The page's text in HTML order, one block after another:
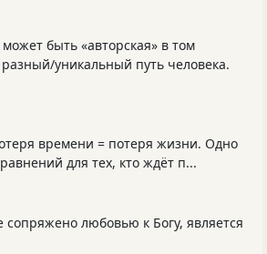
быть «авторская» в том
уникальный путь человека.
времени = потеря жизни. Одно
для тех, кто ждёт п...
сопряжено любовью к Богу, является